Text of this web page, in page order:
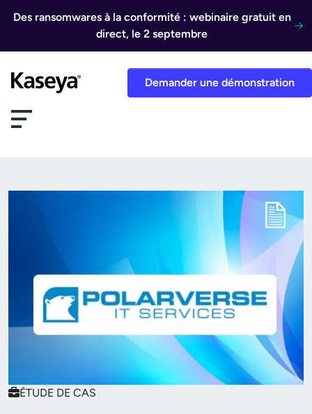
Des ransomwares à la conformité : webinaire gratuit en
direct, le 2 septembre
Demander une démonstration
ÉTUDE DE CAS